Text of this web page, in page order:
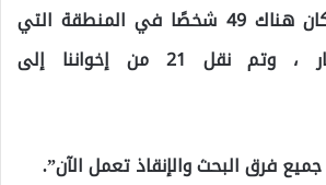
مواطنينا حياتهم. كان هناك 49 شخصًا في المنطقة التي
وقع فيها الانفجار ، وتم نقل 21 من إخواننا إلى
جميع فرق البحث والإنقاذ تعمل الآن”.